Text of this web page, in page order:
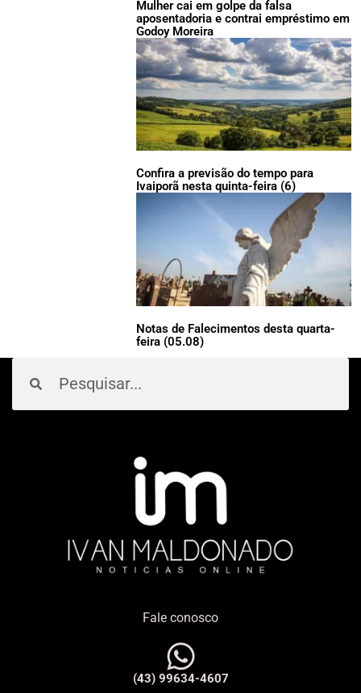
Mulher cai em golpe da falsa
aposentadoria e contrai empréstimo em
Godoy Moreira
Confira a previsão do tempo para
Ivaiporã nesta quinta-feira (6)
Notas de Falecimentos desta quarta-
feira (05.08)
Fale conosco
(43) 99634-4607